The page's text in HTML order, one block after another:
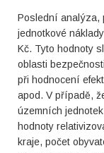
Poslední analýza,
jednotkové
Kč. Tyto hodnoty
oblasti
při hodnocení
apod. V případě,
územních
hodnoty
kraje, počet